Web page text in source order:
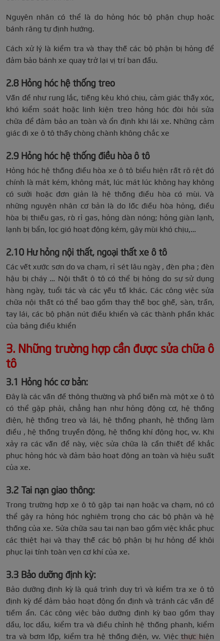
Nguyên nhân có thể là do hỏng hóc bộ phận chụp hoặc
bánh răng tự định hướng.
Cách xử lý là kiểm tra và thay thế các bộ phận bị hỏng để
đảm bảo bánh xe quay trở lại vị trí ban đầu.
2.8 Hỏng hóc hệ thống treo
Vấn đề như rung lắc, tiếng kêu khó chịu, cảm giác thấy xóc,
khó kiểm soát hoặc linh kiện treo hỏng hóc đòi hỏi sửa
chữa để đảm bảo an toàn và ổn định khi lái xe. Những cảm
giác đi xe ô tô thấy chòng chành không chắc xe
2.9 Hỏng hóc hệ thống điều hòa ô tô
Hỏng hóc hệ thống điều hòa xe ô tô biểu hiện rất rõ rệt đó
chính là mát kém, không mát, lúc mát lúc không hay không
có sưởi hoặc đơn giản là hệ thống điều hòa có mùi. Và
những nguyên nhân cơ bản là do lốc điều hòa hỏng, điều
hòa bị thiếu gas, rò rỉ gas, hỏng dàn nóng; hỏng giàn lạnh,
lạnh bị bẩn, lọc gió hoạt động kém, gây mùi khó chịu,…
2.10 Hư hỏng nội thất, ngoại thất xe ô tô
Các vết xước sơn do va chạm, rỉ sét lâu ngày , đèn pha ; đèn
hậu bị cháy … Nội thất ô tô có thể bị hỏng do sự sử dụng
hàng ngày, tuổi tác và các yếu tố khác. Các công việc sửa
chữa nội thất có thể bao gồm thay thế bọc ghế, sàn, trần,
tay lái, các bộ phận nút điều khiển và các thành phần khác
của bảng điều khiển
3. Những trường hợp cần được sửa chữa ô
tô
3.1 Hỏng hóc cơ bản:
Đây là các vấn đề thông thường và phổ biến mà một xe ô tô
có thể gặp phải, chẳng hạn như hỏng động cơ, hệ thống
điện, hệ thống treo và lái, hệ thống phanh, hệ thống làm
điều , hệ thống truyền động, hệ thống khí động học, vv. Khi
xảy ra các vấn đề này, việc sửa chữa là cần thiết để khắc
phục hỏng hóc và đảm bảo hoạt động an toàn và hiệu suất
của xe.
3.2 Tai nạn giao thông:
Trong trường hợp xe ô tô gặp tai nạn hoặc va chạm, nó có
thể gây ra hỏng hóc nghiêm trọng cho các bộ phận và hệ
thống của xe. Sửa chữa sau tai nạn bao gồm việc khắc phục
các thiệt hại và thay thế các bộ phận bị hư hỏng để khôi
phục lại tính toàn vẹn cơ khí của xe.
3.3 Bảo dưỡng định kỳ:
Bảo dưỡng định kỳ là quá trình duy trì và kiểm tra xe ô tô
định kỳ để đảm bảo hoạt động ổn định và tránh các vấn đề
tiềm ẩn. Các công việc bảo dưỡng định kỳ bao gồm thay
dầu, lọc dầu, kiểm tra và điều chỉnh hệ thống phanh, kiểm
tra và bơm lốp, kiểm tra hệ thống điện, vv. Việc thực hiện